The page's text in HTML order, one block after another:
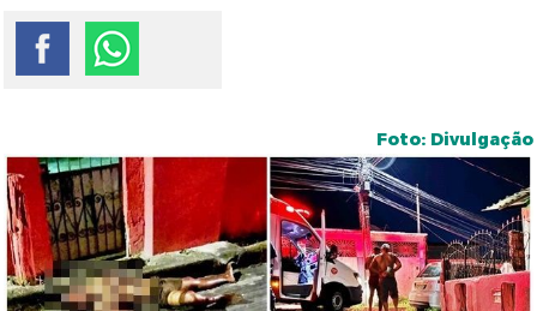
Foto: Divulgação